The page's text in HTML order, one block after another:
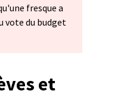
fresque a
vote du budget
et